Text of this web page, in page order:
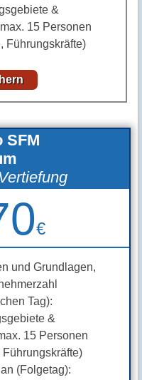
&
15 Personen
Führungskräfte)
SFM
€
und Grundlagen,
Tag):
&
15 Personen
(Folgetag):